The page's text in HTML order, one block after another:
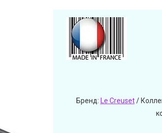
Бренд: Le Creuset/